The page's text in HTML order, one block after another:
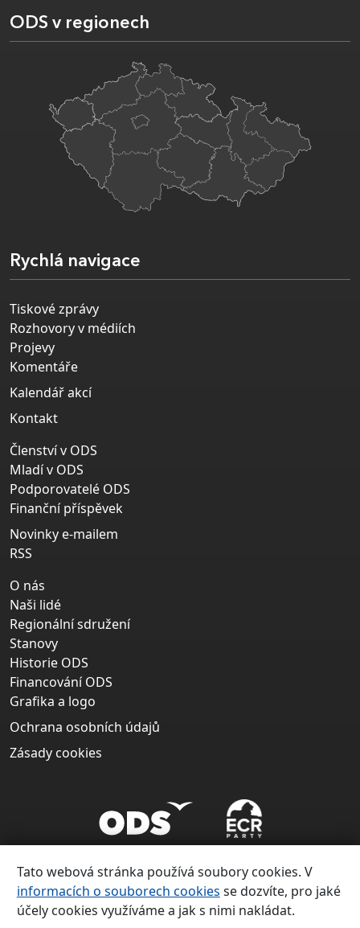
ODS v regionech
Rychlá navigace
Tiskové zprávy
Rozhovory v médiích
Projevy
Komentáře
Kalendář akcí
Kontakt
Členství v ODS
Mladí v ODS
Podporovatelé ODS
Finanční příspěvek
Novinky e-mailem
RSS
O nás
Naši lidé
Regionální sdružení
Stanovy
Historie ODS
Financování ODS
Grafika a logo
Ochrana osobních údajů
Zásady cookies
Copyright ©
Tato webová stránka používá soubory cookies. V
informacích o souborech cookies se dozvíte, pro jaké
účely cookies využíváme a jak s nimi nakládat.